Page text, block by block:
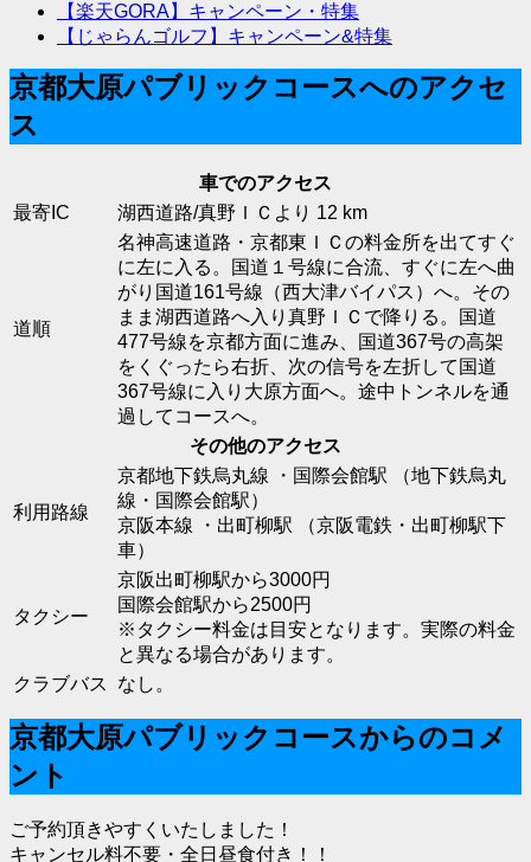
【楽天GORA】キャンペーン・特集
【じゃらんゴルフ】キャンペーン&特集
京都大原パブリックコースへのアクセ
ス
車でのアクセス
最寄IC
湖西道路/真野ＩＣより 12 km
道順
名神高速道路・京都東ＩＣの料金所を出てすぐ
に左に入る。国道１号線に合流、すぐに左へ曲
がり国道161号線（西大津バイパス）へ。その
まま湖西道路へ入り真野ＩＣで降りる。国道
477号線を京都方面に進み、国道367号の高架
をくぐったら右折、次の信号を左折して国道
367号線に入り大原方面へ。途中トンネルを通
過してコースへ。
その他のアクセス
利用路線
京都地下鉄烏丸線 ・国際会館駅 （地下鉄烏丸
線・国際会館駅）
京阪本線 ・出町柳駅 （京阪電鉄・出町柳駅下
車）
タクシー
京阪出町柳駅から3000円
国際会館駅から2500円
※タクシー料金は目安となります。実際の料金
と異なる場合があります。
クラブバス
なし。
京都大原パブリックコースからのコメ
ント
ご予約頂きやすくいたしました！
キャンセル料不要・全日昼食付き！！